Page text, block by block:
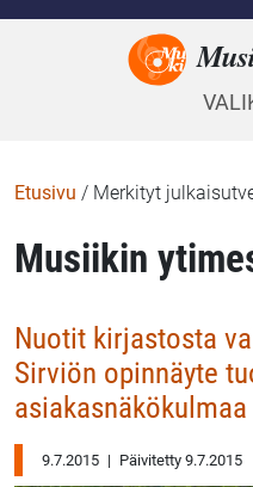
Etusivu / Merkityt
Musiikin
Nuotit kirjastosta
Sirviön opinnäyte
asiakasnäkökulmaa
9.7.2015 | Päivitetty 9.7.2015